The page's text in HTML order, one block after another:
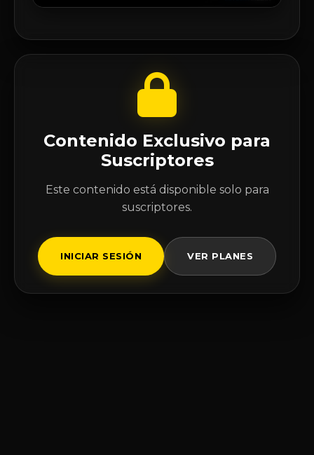
Contenido Exclusivo para
Suscriptores
Este contenido está disponible solo para
suscriptores.
INICIAR SESIÓN VER PLANES